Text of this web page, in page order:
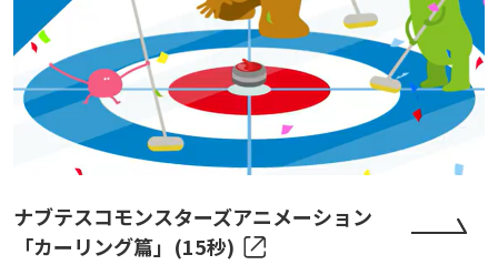
ナブテスコモンスターズアニメーション
「カーリング篇」(15秒)